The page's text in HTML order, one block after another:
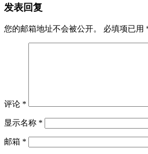
发表回复
您的邮箱地址不会被公开。 必填项已用
评论 *
显示名称 *
邮箱 *